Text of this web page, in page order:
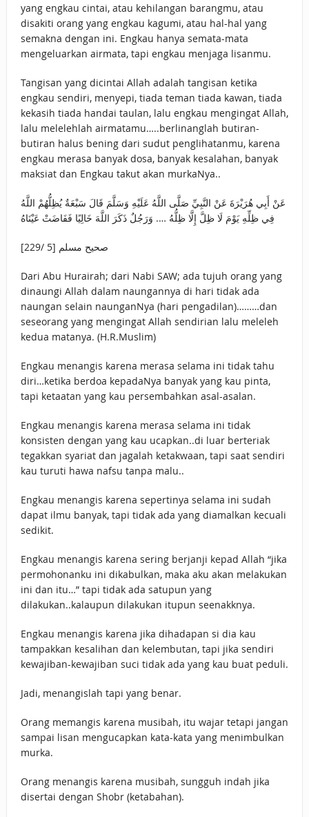
yang engkau cintai, atau kehilangan barangmu, atau
disakiti orang yang engkau kagumi, atau hal-hal yang
semakna dengan ini. Engkau hanya semata-mata
mengeluarkan airmata, tapi engkau menjaga lisanmu.
Tangisan yang dicintai Allah adalah tangisan ketika
engkau sendiri, menyepi, tiada teman tiada kawan, tiada
kekasih tiada handai taulan, lalu engkau mengingat Allah,
lalu melelehlah airmatamu…..berlinanglah butiran-
butiran halus bening dari sudut penglihatanmu, karena
engkau merasa banyak dosa, banyak kesalahan, banyak
maksiat dan Engkau takut akan murkaNya..
عَنْ أَبِي هُرَيْرَةَ عَنْ النَّبِيِّ صَلَّى اللَّهُ عَلَيْهِ وَسَلَّمَ قَالَ سَبْعَةٌ يُظِلُّهُمْ اللَّهُ
فِي ظِلِّهِ يَوْمَ لَا ظِلَّ إِلَّا ظِلُّهُ …. وَرَجُلٌ ذَكَرَ اللَّهَ خَالِيًا فَفَاضَتْ عَيْنَاهُ
صحيح مسلم [5 /229]
Dari Abu Hurairah; dari Nabi SAW; ada tujuh orang yang
dinaungi Allah dalam naungannya di hari tidak ada
naungan selain naunganNya (hari pengadilan)………dan
seseorang yang mengingat Allah sendirian lalu meleleh
kedua matanya. (H.R.Muslim)
Engkau menangis karena merasa selama ini tidak tahu
diri…ketika berdoa kepadaNya banyak yang kau pinta,
tapi ketaatan yang kau persembahkan asal-asalan.
Engkau menangis karena merasa selama ini tidak
konsisten dengan yang kau ucapkan..di luar berteriak
tegakkan syariat dan jagalah ketakwaan, tapi saat sendiri
kau turuti hawa nafsu tanpa malu..
Engkau menangis karena sepertinya selama ini sudah
dapat ilmu banyak, tapi tidak ada yang diamalkan kecuali
sedikit.
Engkau menangis karena sering berjanji kepad Allah “jika
permohonanku ini dikabulkan, maka aku akan melakukan
ini dan itu…” tapi tidak ada satupun yang
dilakukan..kalaupun dilakukan itupun seenakknya.
Engkau menangis karena jika dihadapan si dia kau
tampakkan kesalihan dan kelembutan, tapi jika sendiri
kewajiban-kewajiban suci tidak ada yang kau buat peduli.
Jadi, menangislah tapi yang benar.
Orang memangis karena musibah, itu wajar tetapi jangan
sampai lisan mengucapkan kata-kata yang menimbulkan
murka.
Orang menangis karena musibah, sungguh indah jika
disertai dengan Shobr (ketabahan).